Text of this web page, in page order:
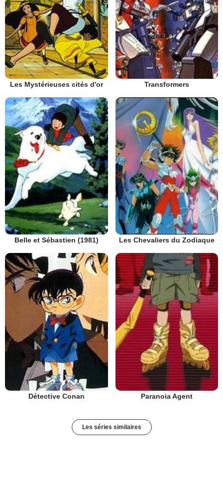
Les Mystérieuses cités d'or Transformers
Belle et Sébastien (1981) Les Chevaliers du Zodiaque
Détective Conan Paranoia Agent
Les séries similaires